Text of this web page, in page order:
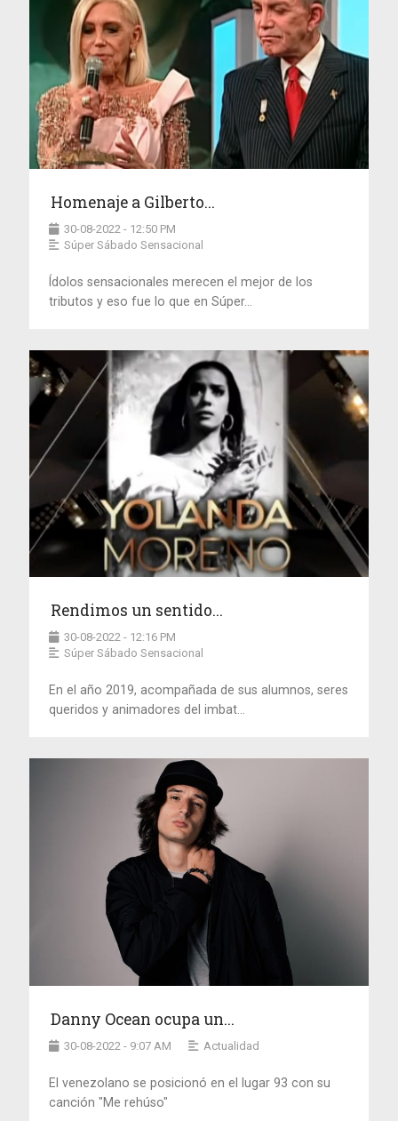
Homenaje a Gilberto...
30-08-2022 - 12:50 PM
Súper Sábado Sensacional
Ídolos sensacionales merecen el mejor de los
tributos y eso fue lo que en Súper...
Rendimos un sentido...
30-08-2022 - 12:16 PM
Súper Sábado Sensacional
En el año 2019, acompañada de sus alumnos, seres
queridos y animadores del imbat...
Danny Ocean ocupa un...
30-08-2022 - 9:07 AM Actualidad
El venezolano se posicionó en el lugar 93 con su
canción "Me rehúso"